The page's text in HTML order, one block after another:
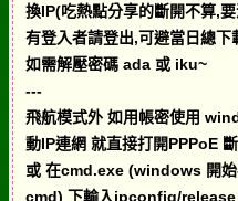
換IP(吃熱點分享的斷開不算,
有登入者請登出,可避當日總下
如需解壓密碼 ada 或 iku~
---
飛航模式外 如用帳密使用
動IP連網 就直接打開PPPoE
或 在cmd.exe (windows 開始
cmd) 下輸入ipconfig/release